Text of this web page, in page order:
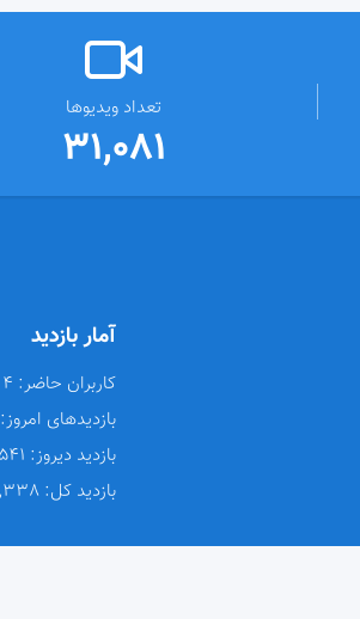
تعداد ویدیوها
31,081
آمار بازدید
کاربران حاضر:
بازدیدهای امروز:
بازدید دیروز:
بازدید کل: